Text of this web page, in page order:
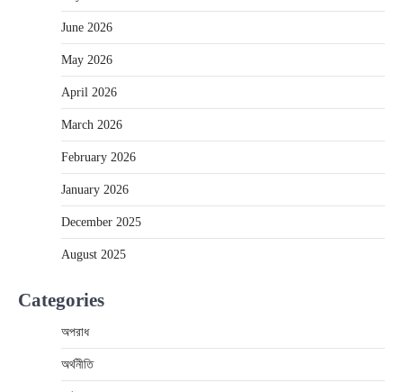
June 2026
May 2026
April 2026
March 2026
February 2026
January 2026
December 2025
August 2025
Categories
অপরাধ
অর্থনীতি